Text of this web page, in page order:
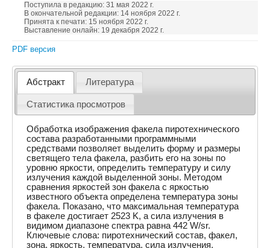
Поступила в редакцию: 31 мая 2022 г.
В окончательной редакции: 14 ноября 2022 г.
Принята к печати: 15 ноября 2022 г.
Выставление онлайн: 19 декабря 2022 г.
PDF версия
Абстракт Литература
Статистика просмотров
Обработка изображения факела пиротехнического
состава разработанными программными
средствами позволяет выделить форму и размеры
светящего тела факела, разбить его на зоны по
уровню яркости, определить температуру и силу
излучения каждой выделенной зоны. Методом
сравнения яркостей зон факела с яркостью
известного объекта определена температура зоны
факела. Показано, что максимальная температура
в факеле достигает 2523 K, а сила излучения в
видимом диапазоне спектра равна 442 W/sr.
Ключевые слова: пиротехнический состав, факел,
зона, яркость, температура, сила излучения,